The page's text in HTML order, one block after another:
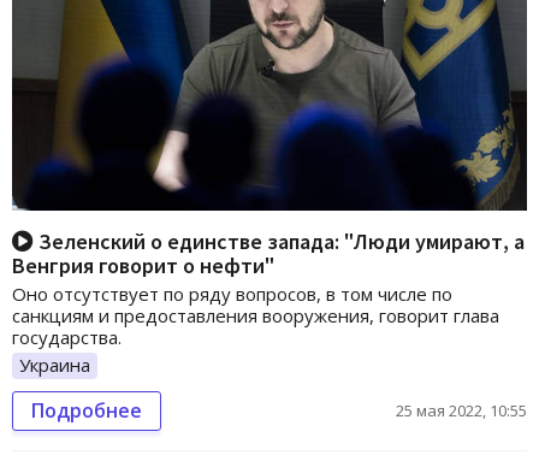
Зеленский о единстве запада: "Люди умирают, а
Венгрия говорит о нефти"
Оно отсутствует по ряду вопросов, в том числе по
санкциям и предоставления вооружения, говорит глава
государства.
Украина
Подробнее 25 мая 2022, 10:55